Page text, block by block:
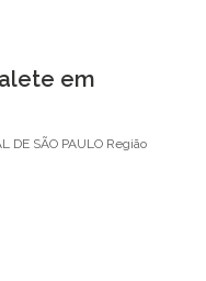
em
DE SÃO PAULO Região